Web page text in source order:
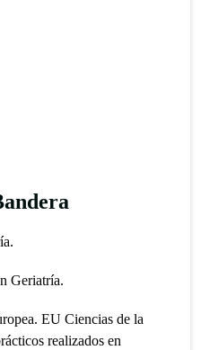
Geriatría.
EU Ciencias de la
realizados en